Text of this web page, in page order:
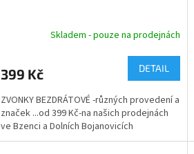
Skladem - pouze na prodejnách
399 Kč DETAIL
ZVONKY BEZDRÁTOVÉ -různých provedení a
značek ...od 399 Kč-na našich prodejnách
ve Bzenci a Dolních Bojanovicích